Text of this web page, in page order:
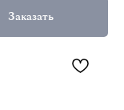
Заказать